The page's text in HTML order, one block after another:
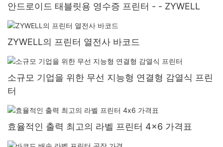
안드로이드 태블릿용 영수증 프린터 - - ZYWELL
ZYWELL의 프린터 열전사 바코드
소규모 기업을 위한 무선 지능형 연결형 감열식 프린
터
효율적인 출력 최고의 라벨 프린터 4x6 가격표